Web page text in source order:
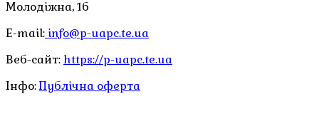
Молодіжна, 1б
E-mail: info@p-uapc.te.ua
Веб-сайт: https://p-uapc.te.ua
Інфо:Публічна оферта